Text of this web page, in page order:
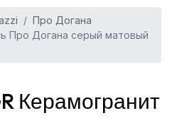
Про Догана
Про Догана серый матовый
Керамогранит